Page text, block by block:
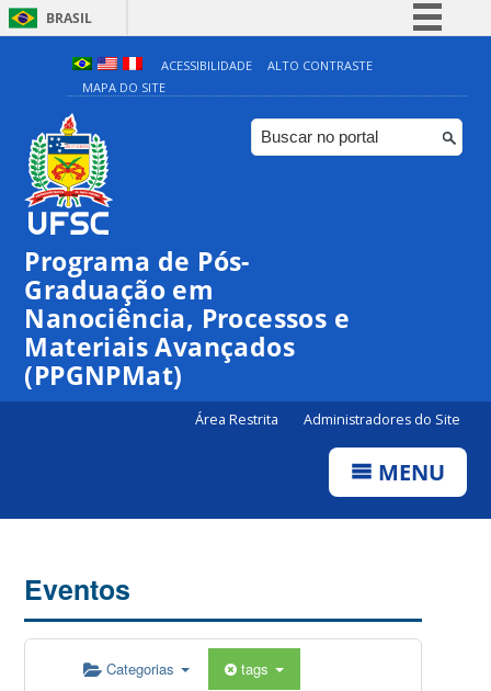
BRASIL
Simplifique!
Comunica BR
Participe
ACESSIBILIDADE
ALTO CONTRASTE
MAPA DO SITE
Programa de Pós-
Graduação em
Nanociência, Processos e
Materiais Avançados
(PPGNPMat)
Área Restrita Administradores do Site
MENU
Eventos
Categorias tags